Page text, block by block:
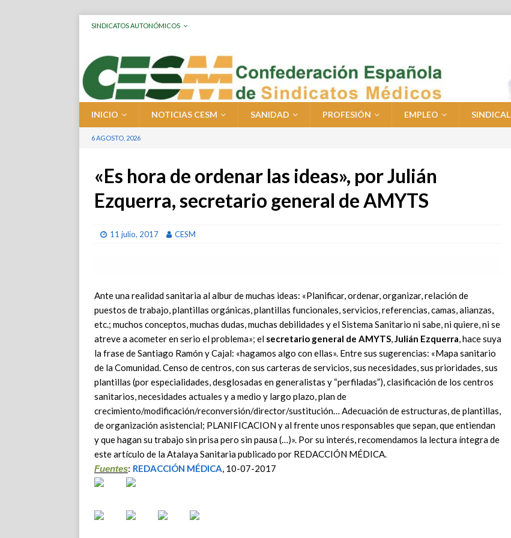
SINDICATOS AUTONÓMICOS
INICIO NOTICIAS CESM SANIDAD PROFESIÓN EMPLEO SINDICAL
6 AGOSTO, 2026
«Es hora de ordenar las ideas», por Julián
Ezquerra, secretario general de AMYTS
11 julio, 2017 CESM
Ante una realidad sanitaria al albur de muchas ideas: «Planificar, ordenar, organizar, relación de
puestos de trabajo, plantillas orgánicas, plantillas funcionales, servicios, referencias, camas, alianzas,
etc.; muchos conceptos, muchas dudas, muchas debilidades y el Sistema Sanitario ni sabe, ni quiere, ni se
atreve a acometer en serio el problema»; el secretario general de AMYTS,Julián Ezquerra, hace suya
la frase de Santiago Ramón y Cajal: «hagamos algo con ellas». Entre sus sugerencias: «Mapa sanitario
de la Comunidad. Censo de centros, con sus carteras de servicios, sus necesidades, sus prioridades, sus
plantillas (por especialidades, desglosadas en generalistas y “perfiladas”), clasificación de los centros
sanitarios, necesidades actuales y a medio y largo plazo, plan de
crecimiento/modificación/reconversión/director/sustitución… Adecuación de estructuras, de plantillas,
de organización asistencial; PLANIFICACION y al frente unos responsables que sepan, que entiendan
y que hagan su trabajo sin prisa pero sin pausa (…)». Por su interés, recomendamos la lectura íntegra de
este artículo de la Atalaya Sanitaria publicado por REDACCIÓN MÉDICA.
Fuentes: REDACCIÓN MÉDICA, 10-07-2017